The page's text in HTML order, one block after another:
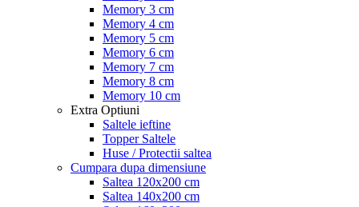
Memory 3 cm
Memory 4 cm
Memory 5 cm
Memory 6 cm
Memory 7 cm
Memory 8 cm
Memory 10 cm
Extra Optiuni
Saltele ieftine
Topper Saltele
Huse / Protectii saltea
Cumpara dupa dimensiune
Saltea 120x200 cm
Saltea 140x200 cm